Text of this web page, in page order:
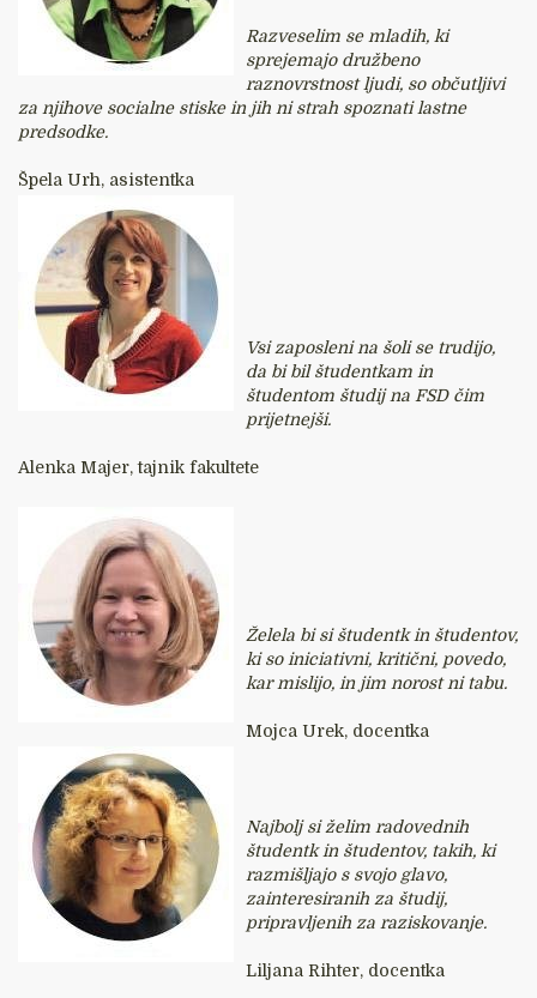
Razveselim se mladih, ki
sprejemajo družbeno
raznovrstnost ljudi, so občutljivi
za njihove socialne stiske in jih ni strah spoznati lastne
predsodke.
Špela Urh, asistentka
Vsi zaposleni na šoli se trudijo,
da bi bil študentkam in
študentom študij na FSD čim
prijetnejši.
Alenka Majer, tajnik fakultete
Želela bi si študentk in študentov,
ki so iniciativni, kritični, povedo,
kar mislijo, in jim norost ni tabu.
Mojca Urek, docentka
Najbolj si želim radovednih
študentk in študentov, takih, ki
razmišljajo s svojo glavo,
zainteresiranih za študij,
pripravljenih za raziskovanje.
Liljana Rihter, docentka